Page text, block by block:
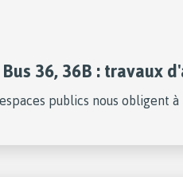
Bus 36, 36B : travaux
publics nous obligent